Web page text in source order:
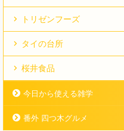
トリゼンフーズ
タイの台所
桜井食品
今日から使える雑学
番外 四つ木グルメ